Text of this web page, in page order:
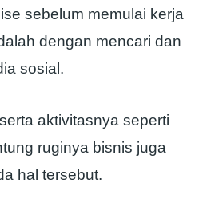
sebelum memulai kerja
dengan mencari dan
sosial.
aktivitasnya seperti
ruginya bisnis juga
hal tersebut.